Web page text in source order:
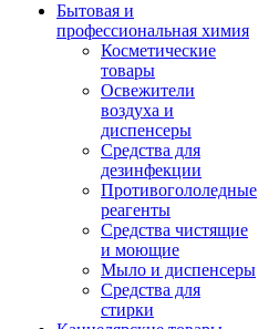
Бытовая и
профессиональная химия
Косметические
товары
Освежители
воздуха и
диспенсеры
Средства для
дезинфекции
Противогололедные
реагенты
Средства чистящие
и моющие
Мыло и диспенсеры
Средства для
стирки